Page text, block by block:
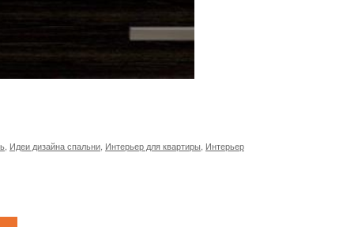
Идеи дизайна спальни Интерьер для квартиры Интерьер